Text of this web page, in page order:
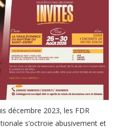
décembre 2023, les FDR
s’octroie abusivement et